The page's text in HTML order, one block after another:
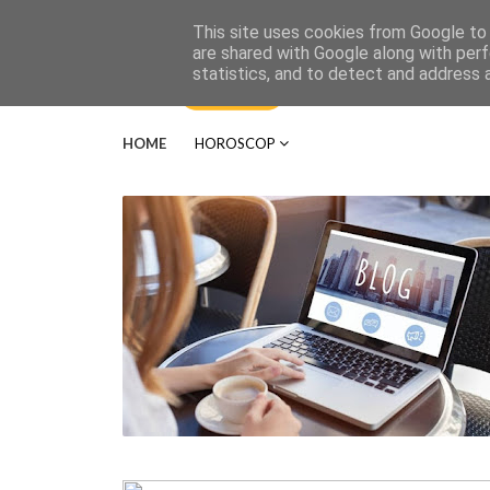
HOME HOROSCOP
This site uses cookies from Google
are shared with Google along with
statistics, and to detect and address